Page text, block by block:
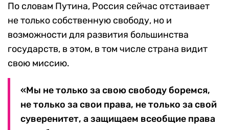
По словам Путина, Россия сейчас отстаивает
не только собственную свободу, но и
возможности для развития большинства
государств, в этом, в том числе страна видит
свою миссию.
«Мы не только за свою свободу боремся,
не только за свои права, не только за свой
суверенитет, а защищаем всеобщие права